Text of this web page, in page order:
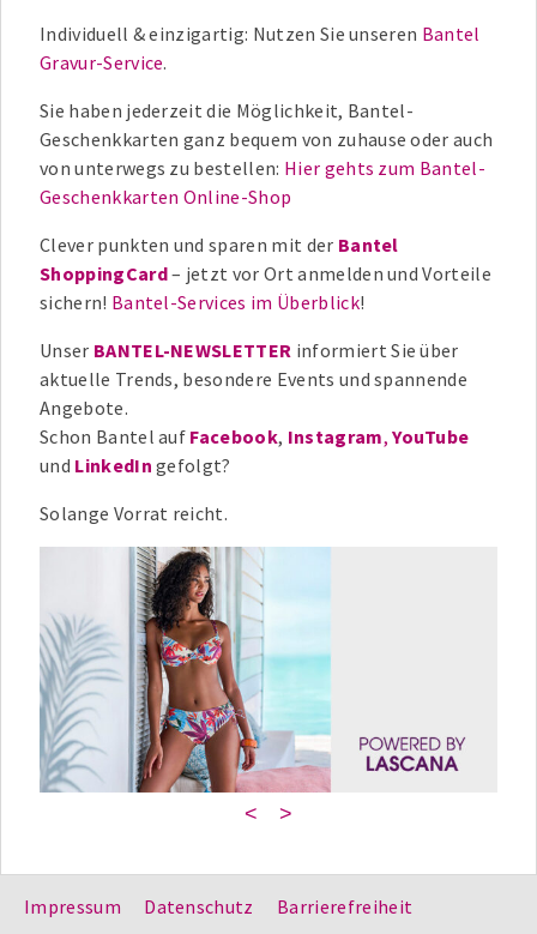
Individuell & einzigartig: Nutzen Sie unseren Bantel
Gravur-Service.
Sie haben jederzeit die Möglichkeit, Bantel-
Geschenkkarten ganz bequem von zuhause oder auch
von unterwegs zu bestellen: Hier gehts zum Bantel-
Geschenkkarten Online-Shop
Clever punkten und sparen mit der Bantel
ShoppingCard– jetzt vor Ort anmelden und Vorteile
sichern! Bantel-Services im Überblick!
Unser BANTEL-NEWSLETTER informiert Sie über
aktuelle Trends, besondere Events und spannende
Angebote.
Schon Bantel auf Facebook, Instagram,YouTube
und LinkedIn gefolgt?
Solange Vorrat reicht.
< >
Impressum Datenschutz Barrierefreiheit